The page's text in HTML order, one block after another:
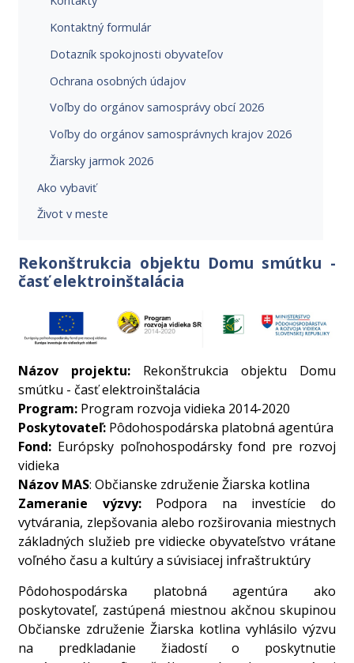
Kontaktný formulár
Dotazník spokojnosti obyvateľov
Ochrana osobných údajov
Voľby do orgánov samosprávy obcí 2026
Voľby do orgánov samosprávnych krajov 2026
Žiarsky jarmok 2026
Ako vybaviť
Život v meste
Rekonštrukcia objektu Domu smútku -
časť elektroinštalácia
Názov projektu: Rekonštrukcia objektu Domu
smútku - časť elektroinštalácia
Program: Program rozvoja vidieka 2014-2020
Poskytovateľ: Pôdohospodárska platobná agentúra
Fond: Európsky poľnohospodársky fond pre rozvoj
vidieka
Názov MAS: Občianske združenie Žiarska kotlina
Zameranie výzvy: Podpora na investície do
vytvárania, zlepšovania alebo rozširovania miestnych
základných služieb pre vidiecke obyvateľstvo vrátane
voľného času a kultúry a súvisiacej infraštruktúry
Pôdohospodárska platobná agentúra ako
poskytovateľ, zastúpená miestnou akčnou skupinou
Občianske združenie Žiarska kotlina vyhlásilo výzvu
na predkladanie žiadostí o poskytnutie